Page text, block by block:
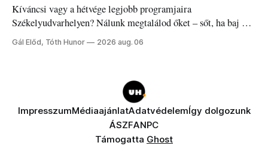
Kíváncsi vagy a hétvége legjobb programjaira
Székelyudvarhelyen? Nálunk megtalálod őket – sőt, ha baj van
a fogaddal, a fogorvosi ügyeletet is!
Gál Előd, Tóth Hunor 2026 aug. 06
ImpresszumMédiaajánlatAdatvédelemÍgy dolgozunk
ÁSZFANPC
Támogatta Ghost